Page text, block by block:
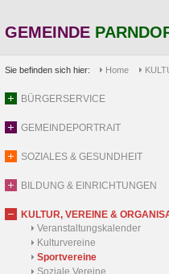
GEMEINDE
Sie befinden sich hier: Home
BÜRGERSERVICE
GEMEINDEPORTRAIT
SOZIALES & GESUNDHEIT
BILDUNG & EINRICHTUNGEN
KULTUR, VEREINE &
Veranstaltungskalender
Kulturvereine
Sportvereine
Soziale Vereine